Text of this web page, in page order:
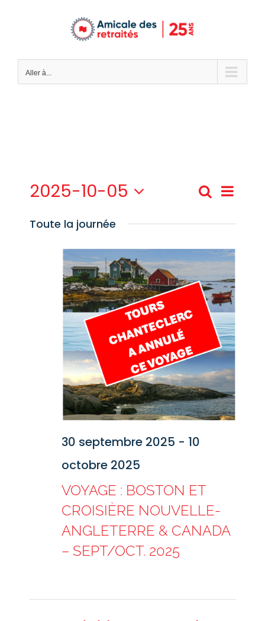
Aller à...
et
de
vues
Jour
2025-10-05
une
date.
Toute la journée
30 septembre 2025 - 10
octobre 2025
VOYAGE : BOSTON ET
CROISIÈRE NOUVELLE-
ANGLETERRE & CANADA
– SEPT/OCT. 2025